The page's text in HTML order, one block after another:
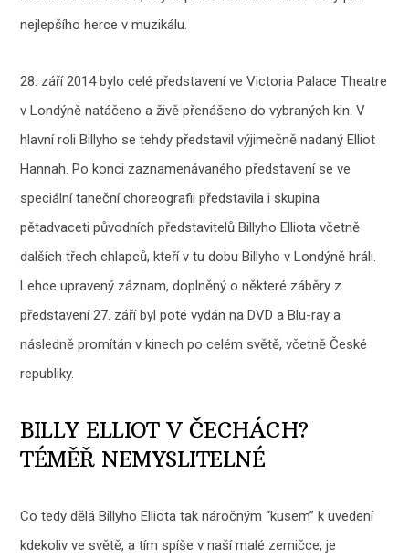
nejlepšího herce v muzikálu.
28. září 2014 bylo celé představení ve Victoria Palace Theatre
v Londýně natáčeno a živě přenášeno do vybraných kin. V
hlavní roli Billyho se tehdy představil výjimečně nadaný Elliot
Hannah. Po konci zaznamenávaného představení se ve
speciální taneční choreografii představila i skupina
pětadvaceti původních představitelů Billyho Elliota včetně
dalších třech chlapců, kteří v tu dobu Billyho v Londýně hráli.
Lehce upravený záznam, doplněný o některé záběry z
představení 27. září byl poté vydán na DVD a Blu-ray a
následně promítán v kinech po celém světě, včetně České
republiky.
BILLY ELLIOT V ČECHÁCH?
TÉMĚŘ NEMYSLITELNÉ
Co tedy dělá Billyho Elliota tak náročným “kusem” k uvedení
kdekoliv ve světě, a tím spíše v naší malé zemičce, je